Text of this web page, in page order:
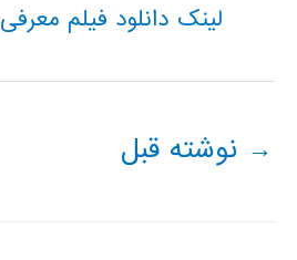
لینک دانلود فیلم
→ نوشته قبل